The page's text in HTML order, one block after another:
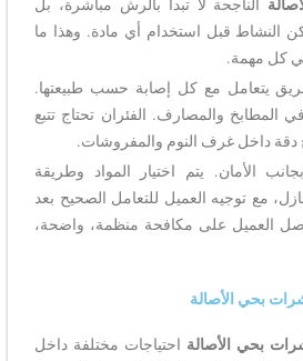
الناجحة لا تبدأ بالرش مباشرة، بل
النشاط قبل استخدام أي مادة. وهذا ما
كل مهمة.
يتعامل مع كل إصابة حسب طبيعتها.
المطابخ والمصارف. الفئران تحتاج تتبع
دقة داخل غرف النوم والمفروشات.
الأمان. يتم اختيار المواد وطريقة
مع توجيه العميل للتعامل الصحيح بعد
العميل على مكافحة منظمة، واضحة،
بحي الأصالة
بحي الأصالة احتياجات مختلفة داخل